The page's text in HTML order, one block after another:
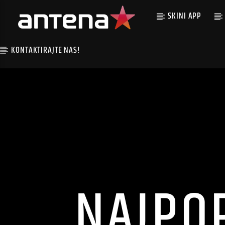
SKINI APP
KONTAKTIRAJTE NAS!